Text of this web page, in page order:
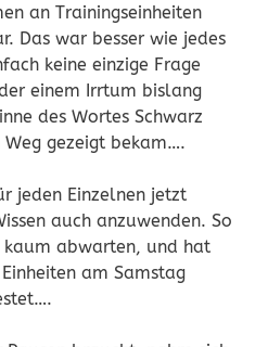
an Trainingseinheiten
Das war besser wie jedes
keine einzige Frage
einem Irrtum bislang
des Wortes Schwarz
gezeigt bekam….
jeden Einzelnen jetzt
auch anzuwenden. So
kaum abwarten, und hat
am Samstag